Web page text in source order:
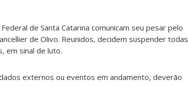
de Santa Catarina comunicam seu pesar pelo
de Olivo. Reunidos, decidem suspender todas
em sinal de luto.
externos ou eventos em andamento, deverão